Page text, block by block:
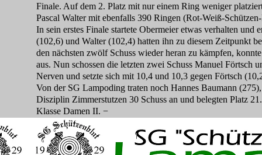
Finale. Auf dem 2. Platz mit nur einem Ring weniger
Pascal Walter mit ebenfalls 390 Ringen (Rot-Weiß-
In sein erstes Finale startete Obermeier etwas verhalten und
(102,6) und Walter (102,4) hatten ihn zu diesem Zeitpunkt
den nächsten zwölf Schuss wieder heran zu kämpfen,
aus. Nun schossen die letzten zwei Schuss Manuel Förtsch
Nerven und setzte sich mit 10,4 und 10,3 gegen Förtsch
Von der SG Lampoding traten noch Hannes Baumann
Disziplin Zimmerstutzen 30 Schuss an und belegten Platz
Klasse Damen II. −